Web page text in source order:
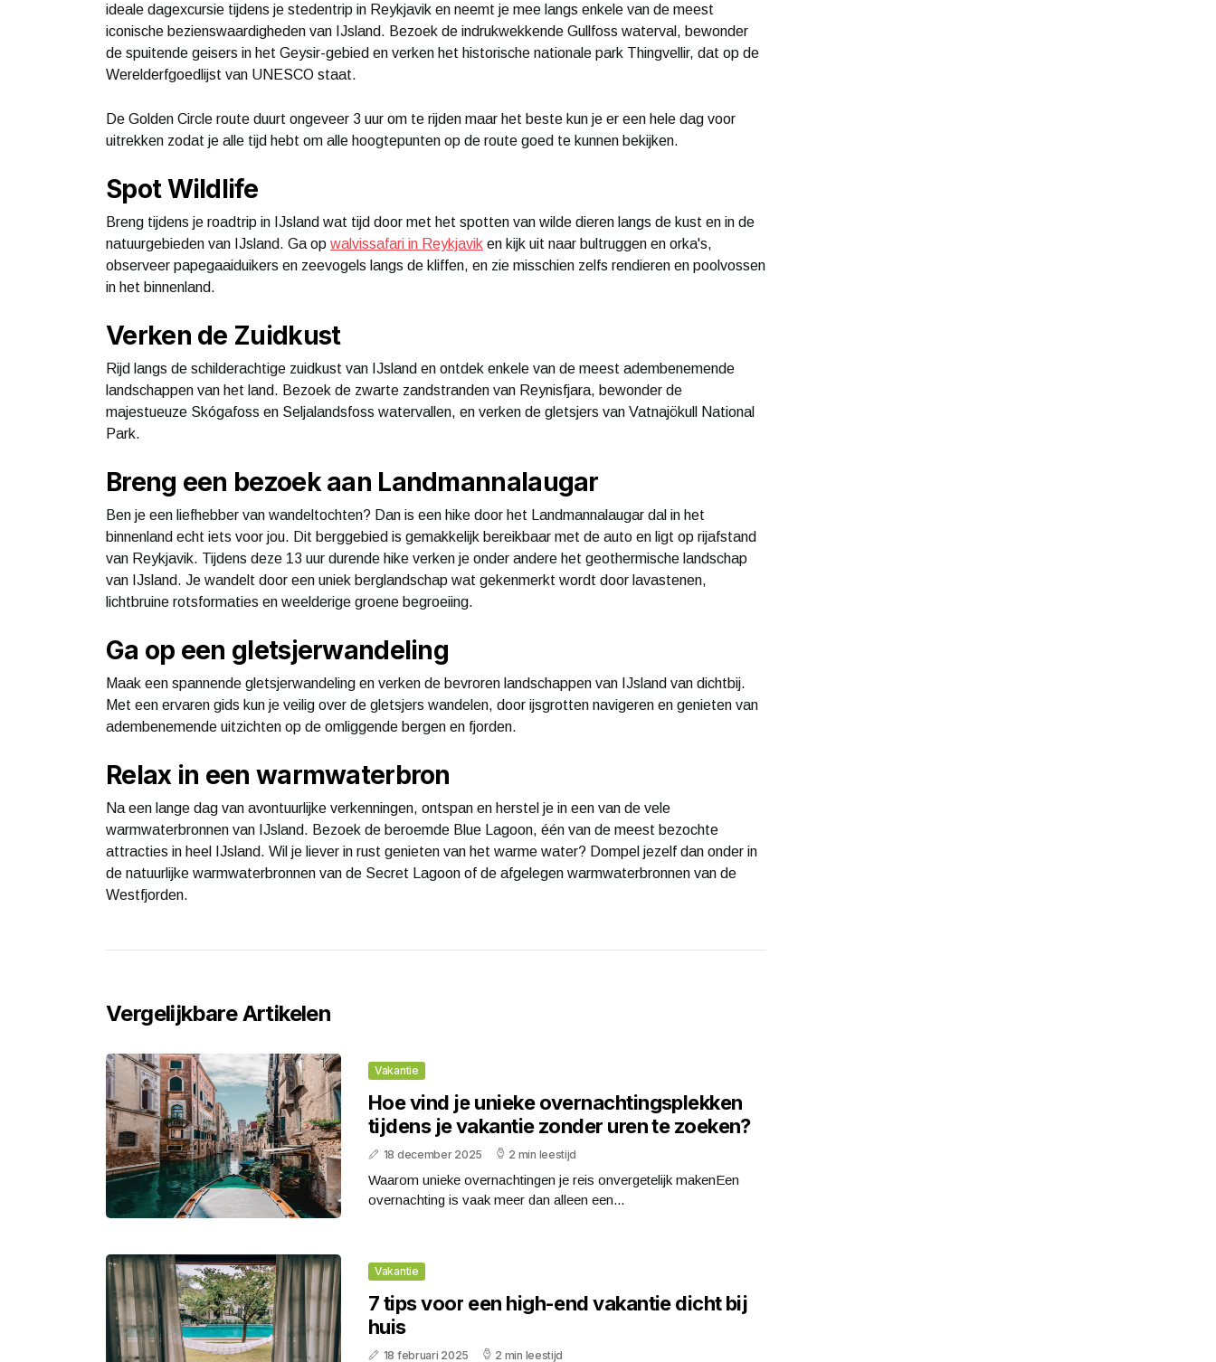
ideale dagexcursie tijdens je stedentrip in Reykjavik en neemt je mee langs enkele van de meest
iconische bezienswaardigheden van IJsland. Bezoek de indrukwekkende Gullfoss waterval, bewonder
de spuitende geisers in het Geysir-gebied en verken het historische nationale park Thingvellir, dat op de
Werelderfgoedlijst van UNESCO staat.
De Golden Circle route duurt ongeveer 3 uur om te rijden maar het beste kun je er een hele dag voor
uitrekken zodat je alle tijd hebt om alle hoogtepunten op de route goed te kunnen bekijken.
Spot Wildlife
Breng tijdens je roadtrip in IJsland wat tijd door met het spotten van wilde dieren langs de kust en in de
natuurgebieden van IJsland. Ga op walvissafari in Reykjavik en kijk uit naar bultruggen en orka's,
observeer papegaaiduikers en zeevogels langs de kliffen, en zie misschien zelfs rendieren en poolvossen
in het binnenland.
Verken de Zuidkust
Rijd langs de schilderachtige zuidkust van IJsland en ontdek enkele van de meest adembenemende
landschappen van het land. Bezoek de zwarte zandstranden van Reynisfjara, bewonder de
majestueuze Skógafoss en Seljalandsfoss watervallen, en verken de gletsjers van Vatnajökull National
Park.
Breng een bezoek aan Landmannalaugar
Ben je een liefhebber van wandeltochten? Dan is een hike door het Landmannalaugar dal in het
binnenland echt iets voor jou. Dit berggebied is gemakkelijk bereikbaar met de auto en ligt op rijafstand
van Reykjavik. Tijdens deze 13 uur durende hike verken je onder andere het geothermische landschap
van IJsland. Je wandelt door een uniek berglandschap wat gekenmerkt wordt door lavastenen,
lichtbruine rotsformaties en weelderige groene begroeiing.
Ga op een gletsjerwandeling
Maak een spannende gletsjerwandeling en verken de bevroren landschappen van IJsland van dichtbij.
Met een ervaren gids kun je veilig over de gletsjers wandelen, door ijsgrotten navigeren en genieten van
adembenemende uitzichten op de omliggende bergen en fjorden.
Relax in een warmwaterbron
Na een lange dag van avontuurlijke verkenningen, ontspan en herstel je in een van de vele
warmwaterbronnen van IJsland. Bezoek de beroemde Blue Lagoon, één van de meest bezochte
attracties in heel IJsland. Wil je liever in rust genieten van het warme water? Dompel jezelf dan onder in
de natuurlijke warmwaterbronnen van de Secret Lagoon of de afgelegen warmwaterbronnen van de
Westfjorden.
Vergelijkbare Artikelen
Vakantie
Hoe vind je unieke overnachtingsplekken
tijdens je vakantie zonder uren te zoeken?
18 december 2025 2 min leestijd
Waarom unieke overnachtingen je reis onvergetelijk makenEen
overnachting is vaak meer dan alleen een...
Vakantie
7 tips voor een high-end vakantie dicht bij
huis
18 februari 2025 2 min leestijd